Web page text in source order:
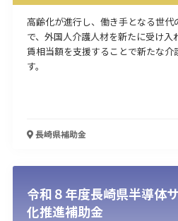
起業・創業
事業承継 災害・被
環境・省エネ
テレワーク
受付中のみ
検索
高齢化が進行し、働き手となる世
で、外国人介護人材を新たに受け入
賃相当額を支援することで新たな介
す。
長崎県補助金
令和８年度長崎県半導体
化推進補助金